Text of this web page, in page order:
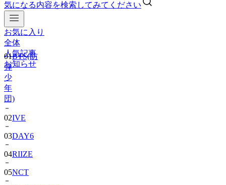
気になる内容を検索してみてください
お気に入り
全体
人気記事
お知らせ
01BTS(防
弾
少
年
団)
02 IVE
03DAY6
04RIIZE
05NCT
06BLACKPINK